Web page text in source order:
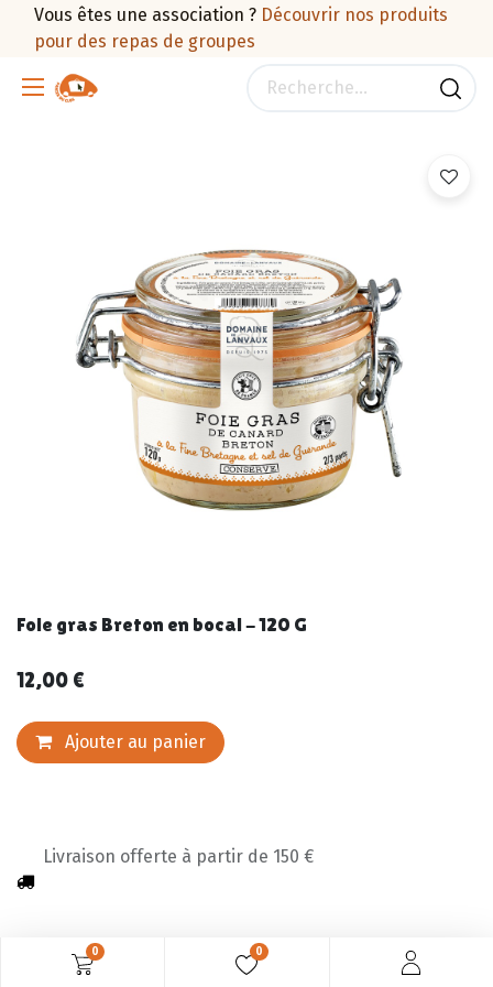
0 0
Vous êtes une association ? Découvrir nos produits
pour des repas de groupes
Foie gras Breton en bocal - 120 G
12,00 €
Ajouter au panier
Livraison offerte à partir de 150 €